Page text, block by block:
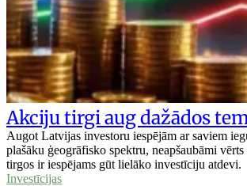
Akciju tirgi aug dažādos
Augot Latvijas investoru iespējām ar saviem
plašāku ģeogrāfisko spektru, neapšaubāmi
tirgos ir iespējams gūt lielāko investīciju atdevi.
Investīcijas